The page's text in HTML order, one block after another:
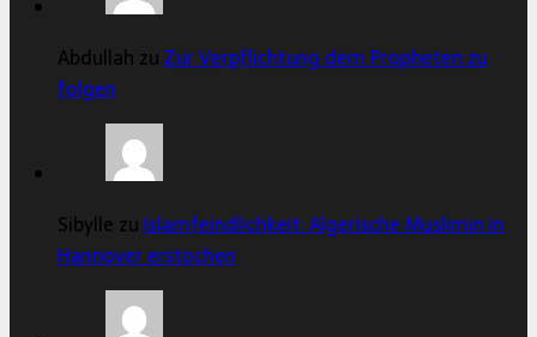
Abdullah zu Zur Verpflichtung dem Propheten zu
folgen
Sibylle zu Islamfeindlichkeit: Algerische Muslimin in
Hannover erstochen